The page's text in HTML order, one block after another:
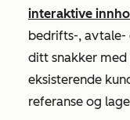
interaktive
bedrifts-, avtale-
ditt snakker
eksisterende
referanse og